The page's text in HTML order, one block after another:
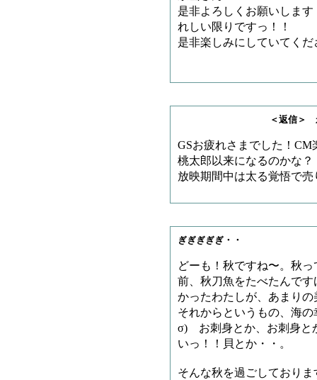
是非よろしくお願いしま
れしい限りですっ！！
是非楽しみにしていてく
＜返信＞ 永山さ
GSお疲れさまでした！CM
桃太郎以来になるのかな？
放映期間中は太る覚悟で
ぎぎぎぎぎ・・
どーも！秋ですね〜。秋
前、秋刀魚をたべたんで
かったわたしが、あまり
それからというもの、海
σ) お刺身とか、お刺身と
いっ！！貝とか・・。
そんな秋を過ごしており